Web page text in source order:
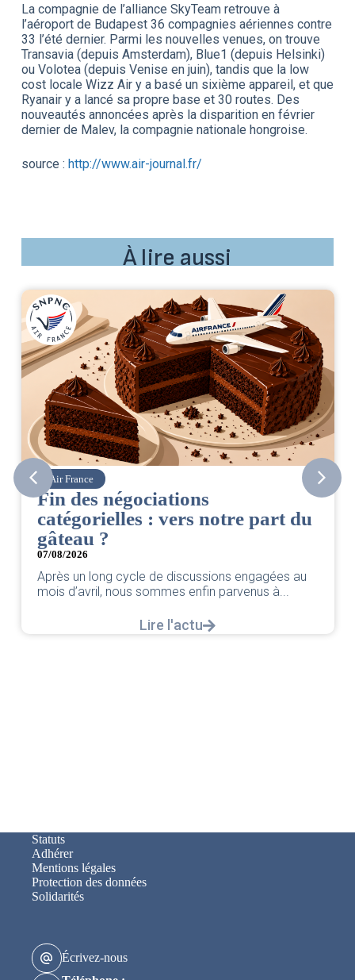
La compagnie de l’alliance SkyTeam retrouve à
l’aéroport de Budapest 36 compagnies aériennes contre
33 l’été dernier. Parmi les nouvelles venues, on trouve
Transavia (depuis Amsterdam), Blue1 (depuis Helsinki)
ou Volotea (depuis Venise en juin), tandis que la low
cost locale Wizz Air y a basé un sixième appareil, et que
Ryanair y a lancé sa propre base et 30 routes. Des
nouveautés annoncées après la disparition en février
dernier de Malev, la compagnie nationale hongroise.
source : http://www.air-journal.fr/
À lire aussi
Air France
Fin des négociations
catégorielles : vers notre part du
gâteau ?
07/08/2026
Après un long cycle de discussions engagées au
mois d’avril, nous sommes enfin parvenus à...
Lire l'actu
Statuts
Adhérer
Mentions légales
Protection des données
Solidarités
Écrivez-nous